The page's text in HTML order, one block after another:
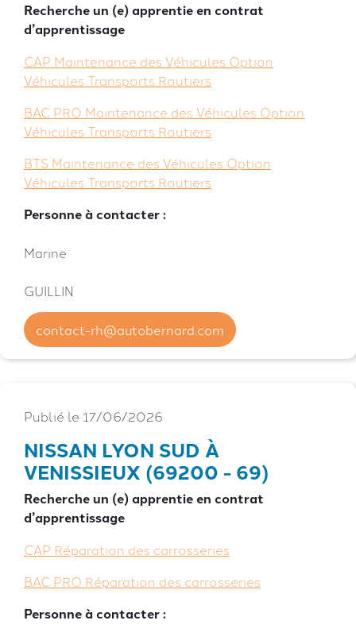
Recherche un (e) apprentie en contrat
d’apprentissage
CAP Maintenance des Véhicules Option
Véhicules Transports Routiers
BAC PRO Maintenance des Véhicules Option
Véhicules Transports Routiers
BTS Maintenance des Véhicules Option
Véhicules Transports Routiers
Personne à contacter :
Marine
GUILLIN
contact-rh@autobernard.com
Publié le 17/06/2026
NISSAN LYON SUD À
VENISSIEUX (69200 - 69)
Recherche un (e) apprentie en contrat
d’apprentissage
CAP Réparation des carrosseries
BAC PRO Réparation des carrosseries
Personne à contacter :